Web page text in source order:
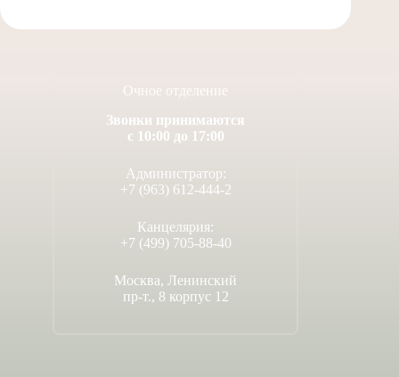
Очное отделение
Звонки принимаются
с 10:00 до 17:00
Администратор:
+7 (963) 612-444-2
Канцелярия:
+7 (499) 705-88-40
Москва, Ленинский
пр-т., 8 корпус 12